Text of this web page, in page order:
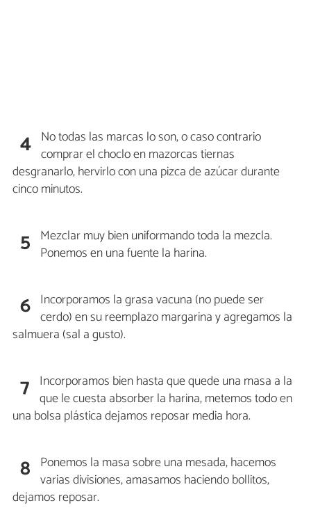
4 No todas las marcas lo son, o caso contrario
comprar el choclo en mazorcas tiernas
desgranarlo, hervirlo con una pizca de azúcar durante
cinco minutos.
5 Mezclar muy bien uniformando toda la mezcla.
Ponemos en una fuente la harina.
6 Incorporamos la grasa vacuna (no puede ser
cerdo) en su reemplazo margarina y agregamos la
salmuera (sal a gusto).
7 Incorporamos bien hasta que quede una masa a la
que le cuesta absorber la harina, metemos todo en
una bolsa plástica dejamos reposar media hora.
8 Ponemos la masa sobre una mesada, hacemos
varias divisiones, amasamos haciendo bollitos,
dejamos reposar.